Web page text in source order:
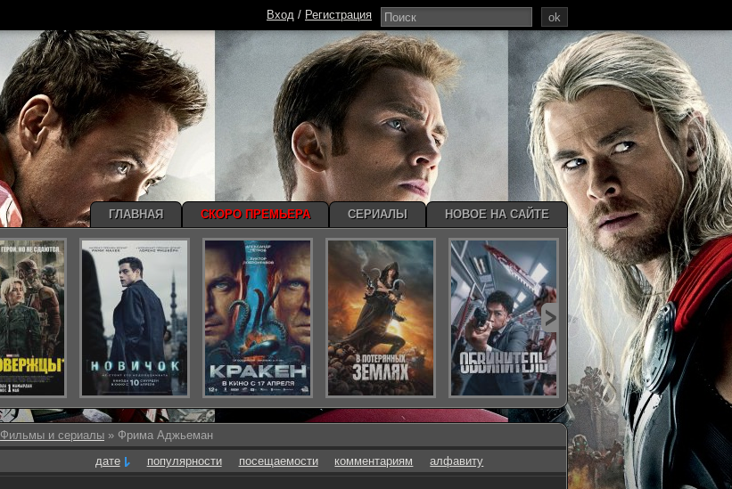
Фильмы и сериалы » Фрима Аджьеман
дате
популярности посещаемости комментариям алфавиту
ok
Вход / Регистрация
ГЛАВНАЯ СКОРО ПРЕМЬЕРА СЕРИАЛЫ НОВОЕ НА САЙТЕ